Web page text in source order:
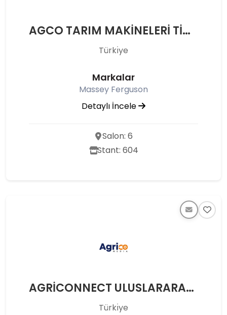
AGCO TARIM MAKİNELERİ TİC. LTD. ŞTİ.
Türkı̇ye
Markalar
Massey Ferguson
Detaylı İncele
Salon: 6
Stant: 604
AGRİCONNECT ULUSLARARASI MEDYA DAN. ORG. LTD. ŞTİ.
Türkı̇ye